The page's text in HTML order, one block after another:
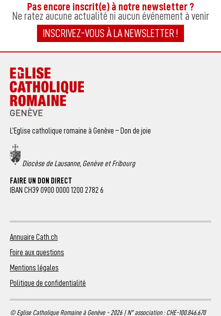
Pas encore inscrit(e) à notre newsletter ?
Ne ratez aucune actualité ni aucun événement à venir
INSCRIVEZ-VOUS À LA NEWSLETTER !
L’Eglise catholique romaine à Genève – Don de joie
Diocèse de Lausanne, Genève et Fribourg
FAIRE UN DON DIRECT
IBAN CH39 0900 0000 1200 2782 6
Annuaire Cath.ch
Foire aux questions
Mentions légales
Politique de confidentialité
© Eglise Catholique Romaine à Genève - 2026 | N° association : CHE-100.846.670